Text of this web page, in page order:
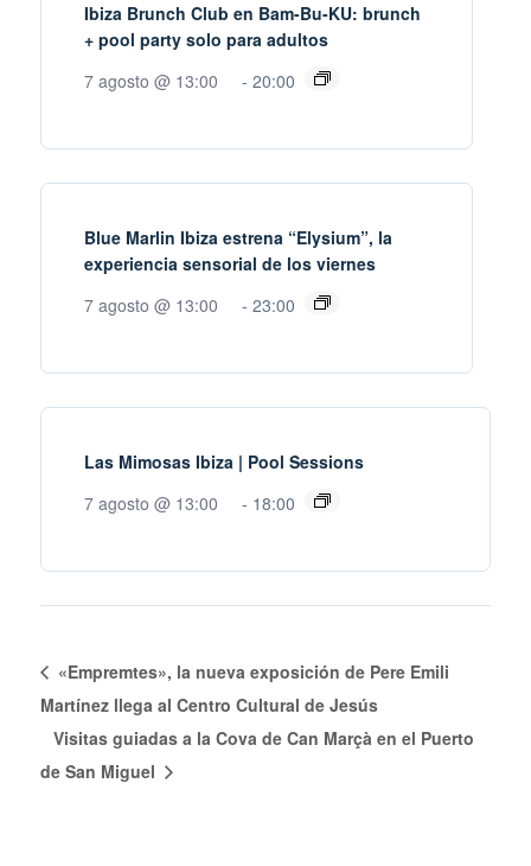
Ibiza Brunch Club en Bam-Bu-KU: brunch
+ pool party solo para adultos
7 agosto @ 13:00
- 20:00
Blue Marlin Ibiza estrena “Elysium”, la
experiencia sensorial de los viernes
7 agosto @ 13:00
- 23:00
Las Mimosas Ibiza | Pool Sessions
7 agosto @ 13:00
- 18:00
«Empremtes», la nueva exposición de Pere Emili
Martínez llega al Centro Cultural de Jesús
Visitas guiadas a la Cova de Can Marçà en el Puerto
de San Miguel